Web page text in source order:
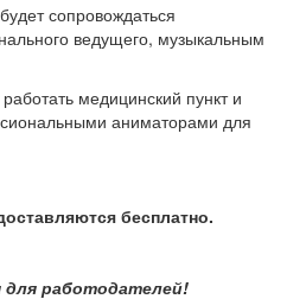
сопровождаться
ведущего, музыкальным
медицинский пункт и
аниматорами для
бесплатно.
работодателей!